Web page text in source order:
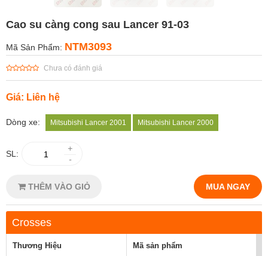
Cao su càng cong sau Lancer 91-03
Mã Sản Phẩm: NTM3093
Chưa có đánh giá
Giá: Liên hệ
Dòng xe: Mitsubishi Lancer 2001 Mitsubishi Lancer 2000
SL:
+
-
THÊM VÀO GIỎ MUA NGAY
Crosses
Thương Hiệu Mã sản phẩm